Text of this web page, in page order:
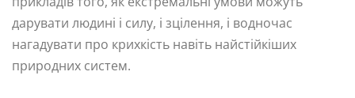
дарувати людині і силу, і зцілення, і водночас
нагадувати про крихкість навіть найстійкіших
природних систем.